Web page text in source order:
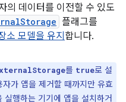
의 데이터를 이전할 수 있도
플래그를
소 모델을 유지 합니다.
를 true로 설
가 앱을 제거할 때까지만 유효
행하는 기기에 앱을 설치하거